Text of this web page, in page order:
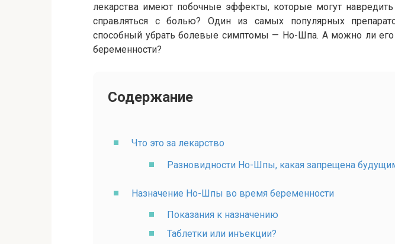
лекарства имеют побочные эффекты, которые могут
справляться с болью? Один из самых популярных
способный убрать болевые симптомы — Но-Шпа. А можно ли его
беременности?
Содержание
Что это за лекарство
Разновидности Но-Шпы, какая запрещена
Назначение Но-Шпы во время беременности
Показания к назначению
Таблетки или инъекции?